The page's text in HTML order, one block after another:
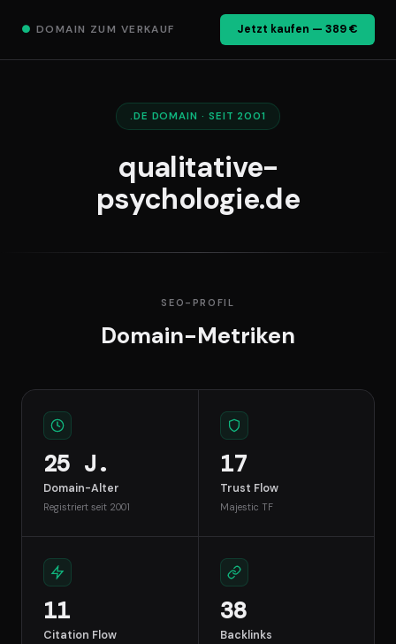
● DOMAIN ZUM VERKAUF Jetzt kaufen — 389 €
.DE DOMAIN · SEIT 2001
qualitative-
psychologie.de
SEO-PROFIL
Domain-Metriken
25 J.
Domain-Alter
Registriert seit 2001
17
Trust Flow
Majestic TF
11
Citation Flow
38
Backlinks